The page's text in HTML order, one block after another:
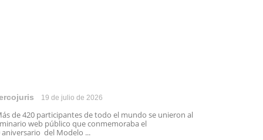
19 de julio de 2026
de 420 participantes de todo el mundo se unieron al
web público que conmemoraba el
aniversario del Modelo ...